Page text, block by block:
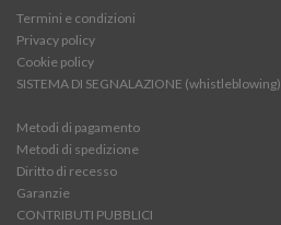
Termini e condizioni
Privacy policy
Cookie policy
SISTEMA DI SEGNALAZIONE (whistleblowing)
Metodi di pagamento
Metodi di spedizione
Diritto di recesso
Garanzie
CONTRIBUTI PUBBLICI